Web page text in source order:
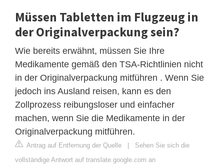
Müssen Tabletten im Flugzeug in
der Originalverpackung sein?
Wie bereits erwähnt, müssen Sie Ihre
Medikamente gemäß den TSA-Richtlinien nicht
in der Originalverpackung mitführen . Wenn Sie
jedoch ins Ausland reisen, kann es den
Zollprozess reibungsloser und einfacher
machen, wenn Sie die Medikamente in der
Originalverpackung mitführen.
Antrag auf Entfernung der Quelle | Sehen Sie sich die
vollständige Antwort auf translate.google.com an